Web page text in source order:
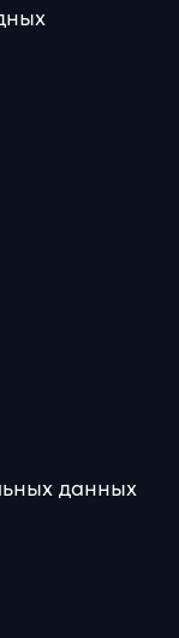
данных